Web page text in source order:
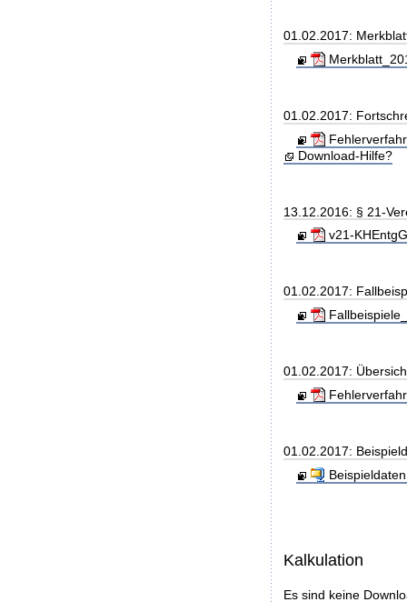
01.02.2017:
01.02.2017:
Download-Hilfe?
13.12.2016: § 21-
v21-
01.02.2017:
01.02.2017:
01.02.2017:
Kalkulation
Es sind keine